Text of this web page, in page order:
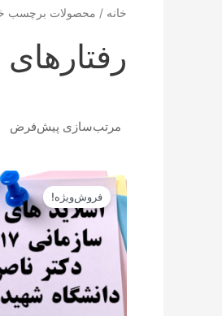
خانه / محصولات برچسب
فروش‌ویژه!
قیمت
اصلی
12.900تومان
بود.